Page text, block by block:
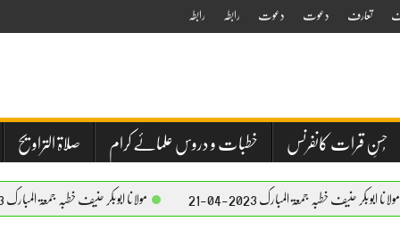
تعارف دعوت دعوت رابطہ رابطہ
حُسنِ قرات کانفرنس خطبات و دروس علمائے کرام صلاۃ التراویح
جمعۃ المبارک 2023-04-21 مولانا ابوبکر حنیف خطبہ جمعۃ المبارک 2023-04-21